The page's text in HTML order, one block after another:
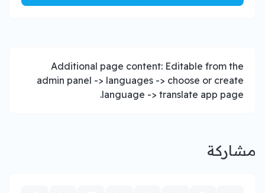
Additional page content: Editable from the
admin panel -> languages -> choose or create
language -> translate app page.
مشاركة